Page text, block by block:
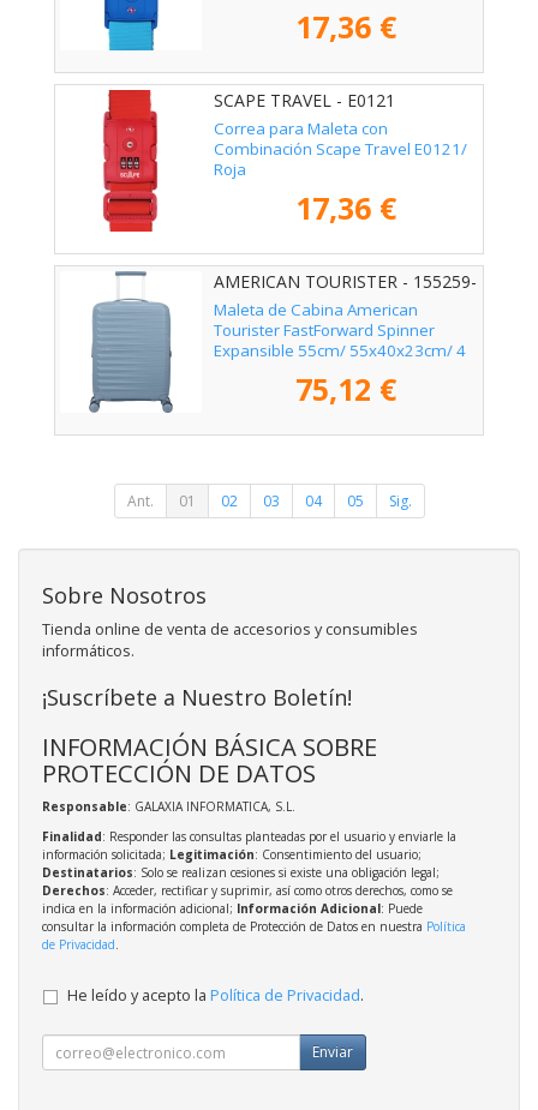
17,36 €
SCAPE TRAVEL - E0121
Correa para Maleta con
Combinación Scape Travel E0121/
Roja
17,36 €
AMERICAN TOURISTER - 155259-
1827
Maleta de Cabina American
Tourister FastForward Spinner
Expansible 55cm/ 55x40x23cm/ 4
75,12 €
Ant. 01 02 03 04 05 Sig.
Sobre Nosotros
Tienda online de venta de accesorios y consumibles
informáticos.
¡Suscríbete a Nuestro Boletín!
INFORMACIÓN BÁSICA SOBRE
PROTECCIÓN DE DATOS
Responsable: GALAXIA INFORMATICA, S.L.
Finalidad: Responder las consultas planteadas por el usuario y enviarle la
información solicitada; Legitimación: Consentimiento del usuario;
Destinatarios: Solo se realizan cesiones si existe una obligación legal;
Derechos: Acceder, rectificar y suprimir, así como otros derechos, como se
indica en la información adicional; Información Adicional: Puede
consultar la información completa de Protección de Datos en nuestra Política
de Privacidad.
He leído y acepto la Política de Privacidad.
Enviar